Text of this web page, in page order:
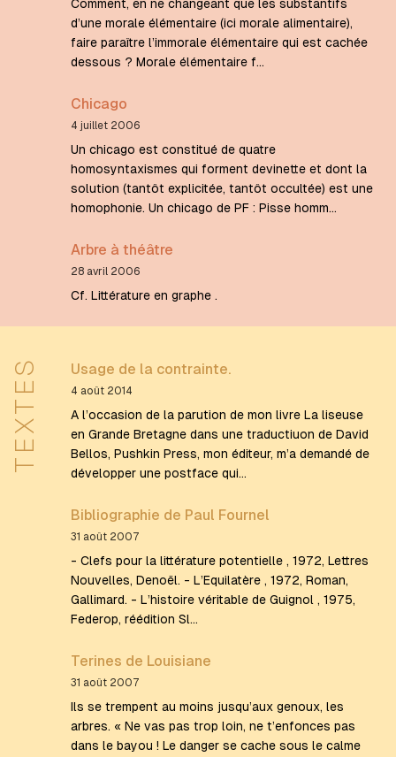
Comment, en ne changeant que les substantifs
d’une morale élémentaire (ici morale alimentaire),
faire paraître l’immorale élémentaire qui est cachée
dessous ? Morale élémentaire f…
Chicago
4 juillet 2006
Un chicago est constitué de quatre
homosyntaxismes qui forment devinette et dont la
solution (tantôt explicitée, tantôt occultée) est une
homophonie. Un chicago de PF : Pisse homm…
Arbre à théâtre
28 avril 2006
Cf. Littérature en graphe .
TEXTES Usage de la contrainte.
4 août 2014
A l’occasion de la parution de mon livre La liseuse
en Grande Bretagne dans une traductiuon de David
Bellos, Pushkin Press, mon éditeur, m’a demandé de
développer une postface qui…
Bibliographie de Paul Fournel
31 août 2007
- Clefs pour la littérature potentielle , 1972, Lettres
Nouvelles, Denoël. - L’Equilatère , 1972, Roman,
Gallimard. - L’histoire véritable de Guignol , 1975,
Federop, réédition Sl…
Terines de Louisiane
31 août 2007
Ils se trempent au moins jusqu’aux genoux, les
arbres. « Ne vas pas trop loin, ne t’enfonces pas
dans le bayou ! Le danger se cache sous le calme